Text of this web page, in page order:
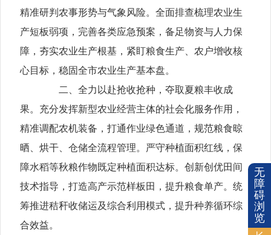
精准研判农事形势与气象风险。全面排查梳理农业生
产短板弱项，完善各类应急预案，备足物资与人力保
障，夯实农业生产根基，紧盯粮食生产、农户增收核
心目标，稳固全市农业生产基本盘。
二、全力以赴抢收抢种，夺取夏粮丰收成
果。充分发挥新型农业经营主体的社会化服务作用，
精准调配农机装备，打通作业绿色通道，规范粮食晾
晒、烘干、仓储全流程管理。严守种植面积红线，保
障水稻等秋粮作物既定种植面积达标。创新创优田间
技术指导，打造高产示范样板田，提升粮食单产。统
筹推进秸秆收储运及综合利用模式，提升种养循环综
合效益。
无
障
碍
浏
览